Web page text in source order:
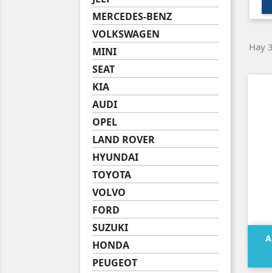
MERCEDES-BENZ
VOLKSWAGEN
MINI
SEAT
KIA
AUDI
OPEL
LAND ROVER
HYUNDAI
TOYOTA
VOLVO
FORD
SUZUKI
HONDA
PEUGEOT
Hay